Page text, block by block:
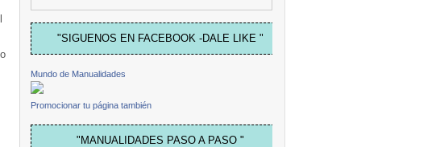
"SIGUENOS EN FACEBOOK -DALE LIKE "
Mundo de Manualidades
Promocionar tu página también
"MANUALIDADES PASO A PASO "